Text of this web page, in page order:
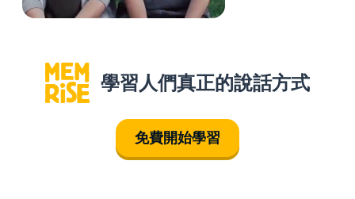
學習人們真正的說話方式
免費開始學習